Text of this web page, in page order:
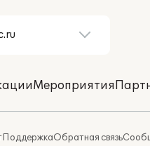
Мероприятия
ПоддержкаОбратная связь